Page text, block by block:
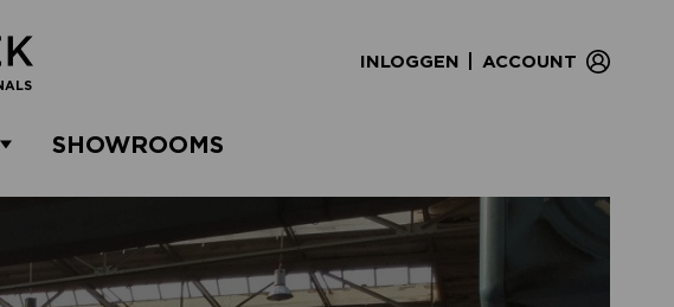
INLOGGEN ACCOUNT
SHOWROOMS